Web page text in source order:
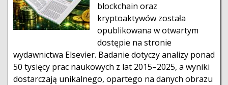
blockchain oraz
kryptoaktywów została
opublikowana w otwartym
dostępie na stronie
wydawnictwa Elsevier. Badanie dotyczy analizy ponad
50 tysięcy prac naukowych z lat 2015–2025, a wyniki
dostarczają unikalnego, opartego na danych obrazu